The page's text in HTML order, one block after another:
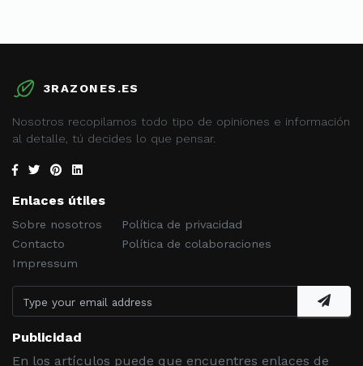
3RAZONES.ES
Nosotros recopilamos todo tipo de opiniones e información
al detalle, tú decides lo que pensar.
Enlaces útiles
Sobre nosotros
Contacto
Impressum
Política de privacidad
Política de colaboraciones
Publicidad
En los artículos puede que encuentres enlaces de